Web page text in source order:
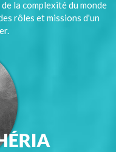
la complexité du monde
rôles et missions d'un